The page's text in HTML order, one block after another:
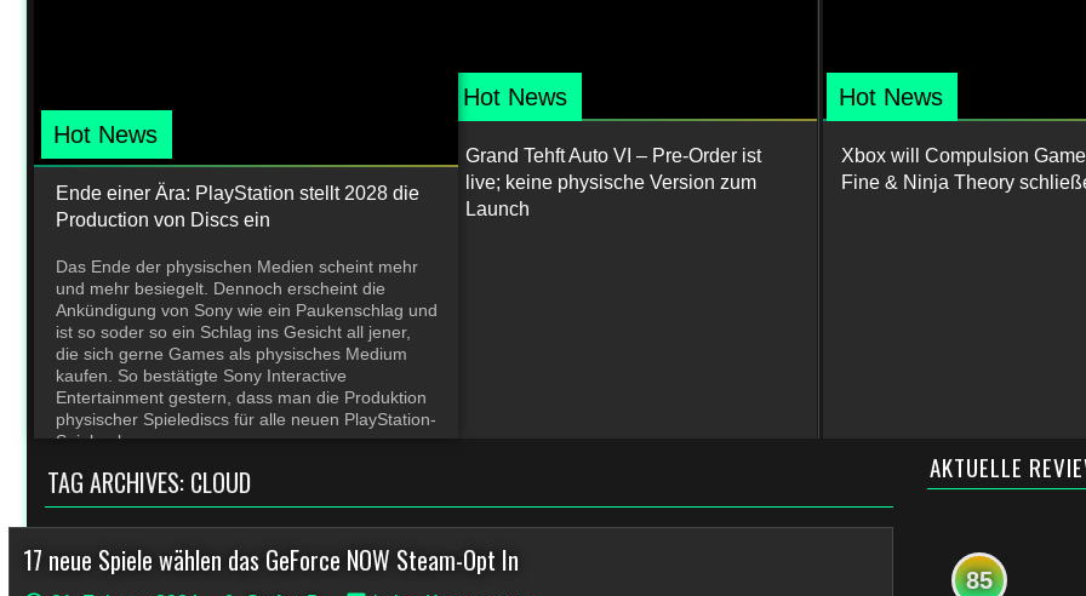
Hot News
Ende einer Ära: PlayStation stellt 2028 die
Production von Discs ein
Das Ende der physischen Medien scheint mehr
und mehr besiegelt. Dennoch erscheint die
Ankündigung von Sony wie ein Paukenschlag und
ist so soder so ein Schlag ins Gesicht all jener,
die sich gerne Games als physisches Medium
kaufen. So bestätigte Sony Interactive
Entertainment gestern, dass man die Produktion
physischer Spielediscs für alle neuen PlayStation-
Spiele ab
Hot News
Grand Tehft Auto VI – Pre-Order ist
live; keine physische Version zum
Launch
Hot News
Xbox will Compulsion
Fine & Ninja Theory
TAG ARCHIVES: CLOUD
17 neue Spiele wählen das GeForce NOW Steam-Opt In
AKTUELLE
85